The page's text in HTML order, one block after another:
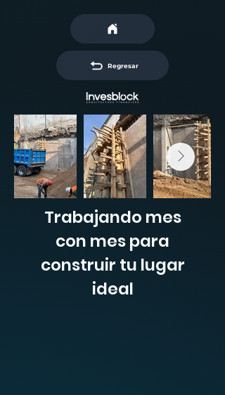
Regresar
Trabajando mes
con mes para
construir tu lugar
ideal